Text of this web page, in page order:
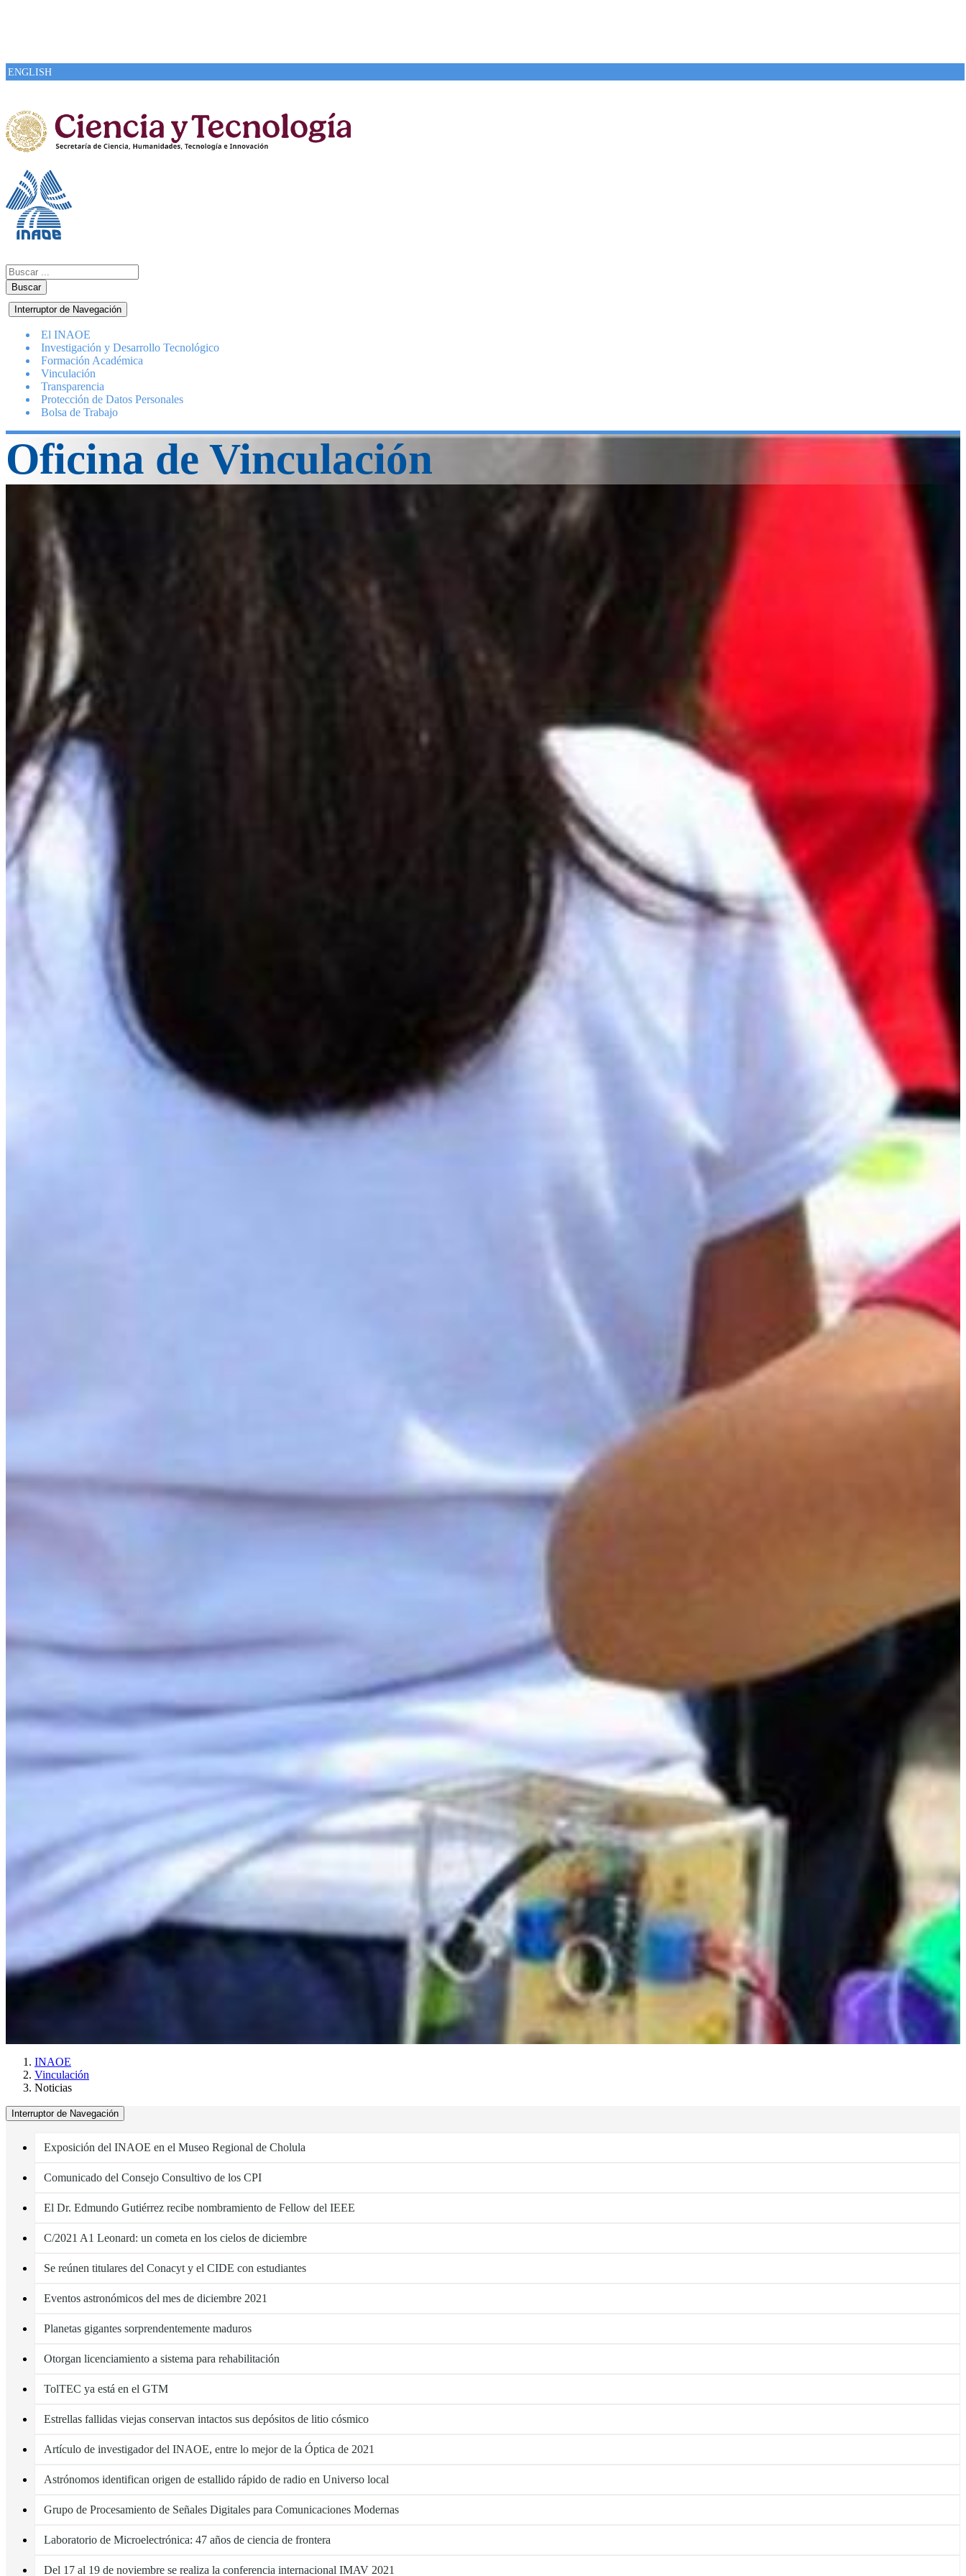
ENGLISH
Buscar
Interruptor de Navegación
El INAOE
Investigación y Desarrollo Tecnológico
Formación Académica
Vinculación
Transparencia
Protección de Datos Personales
Bolsa de Trabajo
Oficina de Vinculación
INAOE
Vinculación
Noticias
Interruptor de Navegación
Exposición del INAOE en el Museo Regional de Cholula
Comunicado del Consejo Consultivo de los CPI
El Dr. Edmundo Gutiérrez recibe nombramiento de Fellow del IEEE
C/2021 A1 Leonard: un cometa en los cielos de diciembre
Se reúnen titulares del Conacyt y el CIDE con estudiantes
Eventos astronómicos del mes de diciembre 2021
Planetas gigantes sorprendentemente maduros
Otorgan licenciamiento a sistema para rehabilitación
TolTEC ya está en el GTM
Estrellas fallidas viejas conservan intactos sus depósitos de litio cósmico
Artículo de investigador del INAOE, entre lo mejor de la Óptica de 2021
Astrónomos identifican origen de estallido rápido de radio en Universo local
Grupo de Procesamiento de Señales Digitales para Comunicaciones Modernas
Laboratorio de Microelectrónica: 47 años de ciencia de frontera
Del 17 al 19 de noviembre se realiza la conferencia internacional IMAV 2021